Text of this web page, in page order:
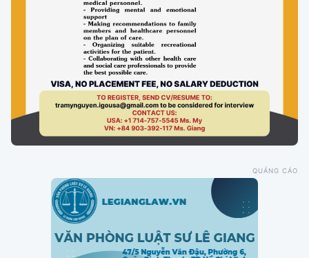
QUẢNG CÁO